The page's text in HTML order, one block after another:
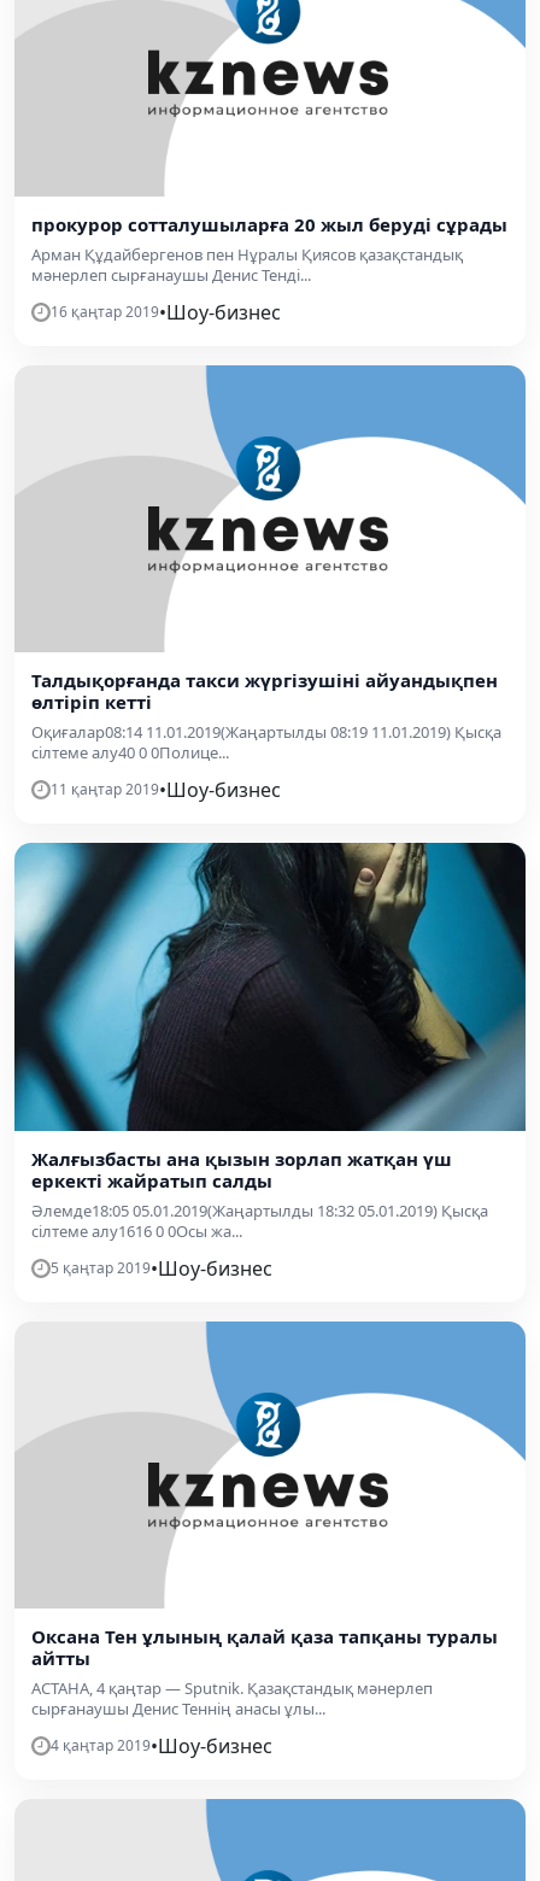
прокурор сотталушыларға 20 жыл беруді сұрады
Арман Құдайбергенов пен Нұралы Қиясов қазақстандық
мәнерлеп сырғанаушы Денис Тенді...
16 қаңтар 2019•Шоу-бизнес
Талдықорғанда такси жүргізушіні айуандықпен
өлтіріп кетті
Оқиғалар08:14 11.01.2019(Жаңартылды 08:19 11.01.2019) Қысқа
сілтеме алу40 0 0Полице...
11 қаңтар 2019•Шоу-бизнес
Жалғызбасты ана қызын зорлап жатқан үш
еркекті жайратып салды
Әлемде18:05 05.01.2019(Жаңартылды 18:32 05.01.2019) Қысқа
сілтеме алу1616 0 0Осы жа...
5 қаңтар 2019•Шоу-бизнес
Оксана Тен ұлының қалай қаза тапқаны туралы
айтты
АСТАНА, 4 қаңтар — Sputnik. Қазақстандық мәнерлеп
сырғанаушы Денис Теннің анасы ұлы...
4 қаңтар 2019•Шоу-бизнес